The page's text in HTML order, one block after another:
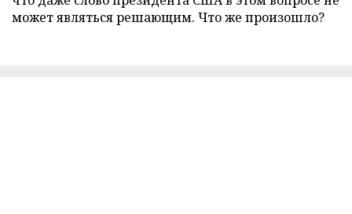
может являться решающим. Что же произошло?